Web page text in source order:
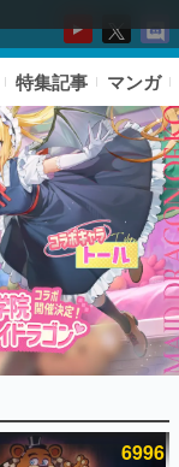
特集記事 マンガ
6996